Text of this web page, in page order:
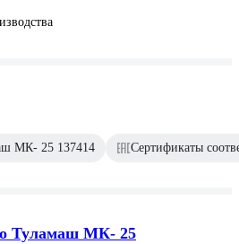
МК- 25 137414 Сертификаты
Туламаш МК- 25